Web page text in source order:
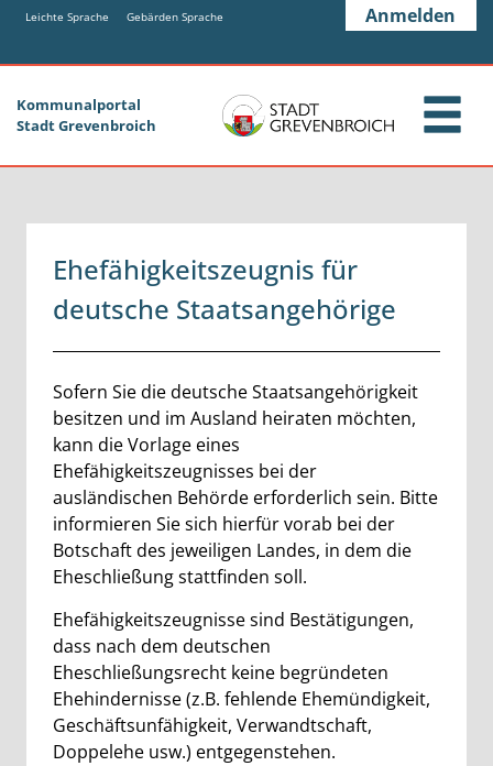
Zum Hauptinhalt springen
Zum Header
Zum Hauptinhalt
Zum Footer
Leichte Sprache Gebärden Sprache Anmelden
Kommunalportal
Stadt Grevenbroich
Ehefähigkeitszeugnis für
deutsche Staatsangehörige
Beschreibung
Sofern Sie die deutsche Staatsangehörigkeit
besitzen und im Ausland heiraten möchten,
kann die Vorlage eines
Ehefähigkeitszeugnisses bei der
ausländischen Behörde erforderlich sein. Bitte
informieren Sie sich hierfür vorab bei der
Botschaft des jeweiligen Landes, in dem die
Eheschließung stattfinden soll.
Ehefähigkeitszeugnisse sind Bestätigungen,
dass nach dem deutschen
Eheschließungsrecht keine begründeten
Ehehindernisse (z.B. fehlende Ehemündigkeit,
Geschäftsunfähigkeit, Verwandtschaft,
Doppelehe usw.) entgegenstehen.